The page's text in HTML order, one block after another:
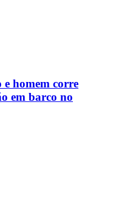
homem corre
em barco no